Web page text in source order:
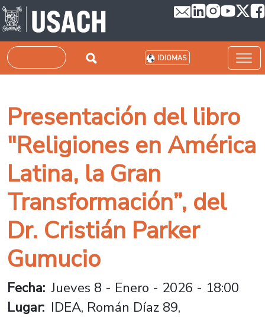
Pasar al contenido principal
Buscar IDIOMAS
Presentación del libro
"Religiones en América
Latina, la Gran
Transformación”, del
Dr. Cristián​ Parker
Gumucio
Fecha Jueves 8 - Enero - 2026 - 18:00
Lugar IDEA, Román Díaz 89,